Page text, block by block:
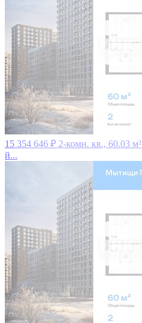
15 354 646 ₽ 2-комн. кв., 60.03 м²
й...